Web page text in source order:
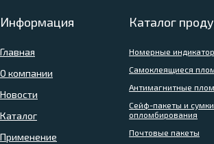
Информация
Главная
О компании
Новости
Каталог
Применение
Каталог
Номерные
Самоклеящиеся
Антимагнитные
Сейф-пакеты и
опломбирования
Почтовые пакеты